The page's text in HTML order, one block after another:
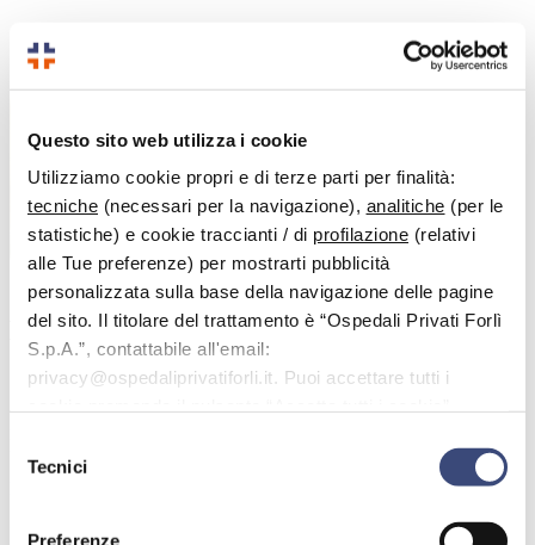
Questo sito web utilizza i cookie
Utilizziamo cookie propri e di terze parti per finalità:
tecniche (necessari per la navigazione), analitiche (per le
statistiche) e cookie traccianti / di profilazione (relativi
alle Tue preferenze) per mostrarti pubblicità
personalizzata sulla base della navigazione delle pagine
del sito. Il titolare del trattamento è “Ospedali Privati Forlì
S.p.A.”, contattabile all'email:
privacy@ospedaliprivatiforli.it. Puoi accettare tutti i
gestire le tue preferenze facendo clic su “Personalizza”.
delTecnici
Preferenze
Dott.Frassineti Giovanni Luca
Specialista in:
l’Università di Ancona. Dal 2016 al 2024 è stato Direttore della
Struttura Complessa di Oncologia Medica e dal 2021 al 2024 anche
Direttore di Dipartimento Oncologia ed Ematologia Clinico e
“Dino Amadori” IRST IRCCS di Meldola.